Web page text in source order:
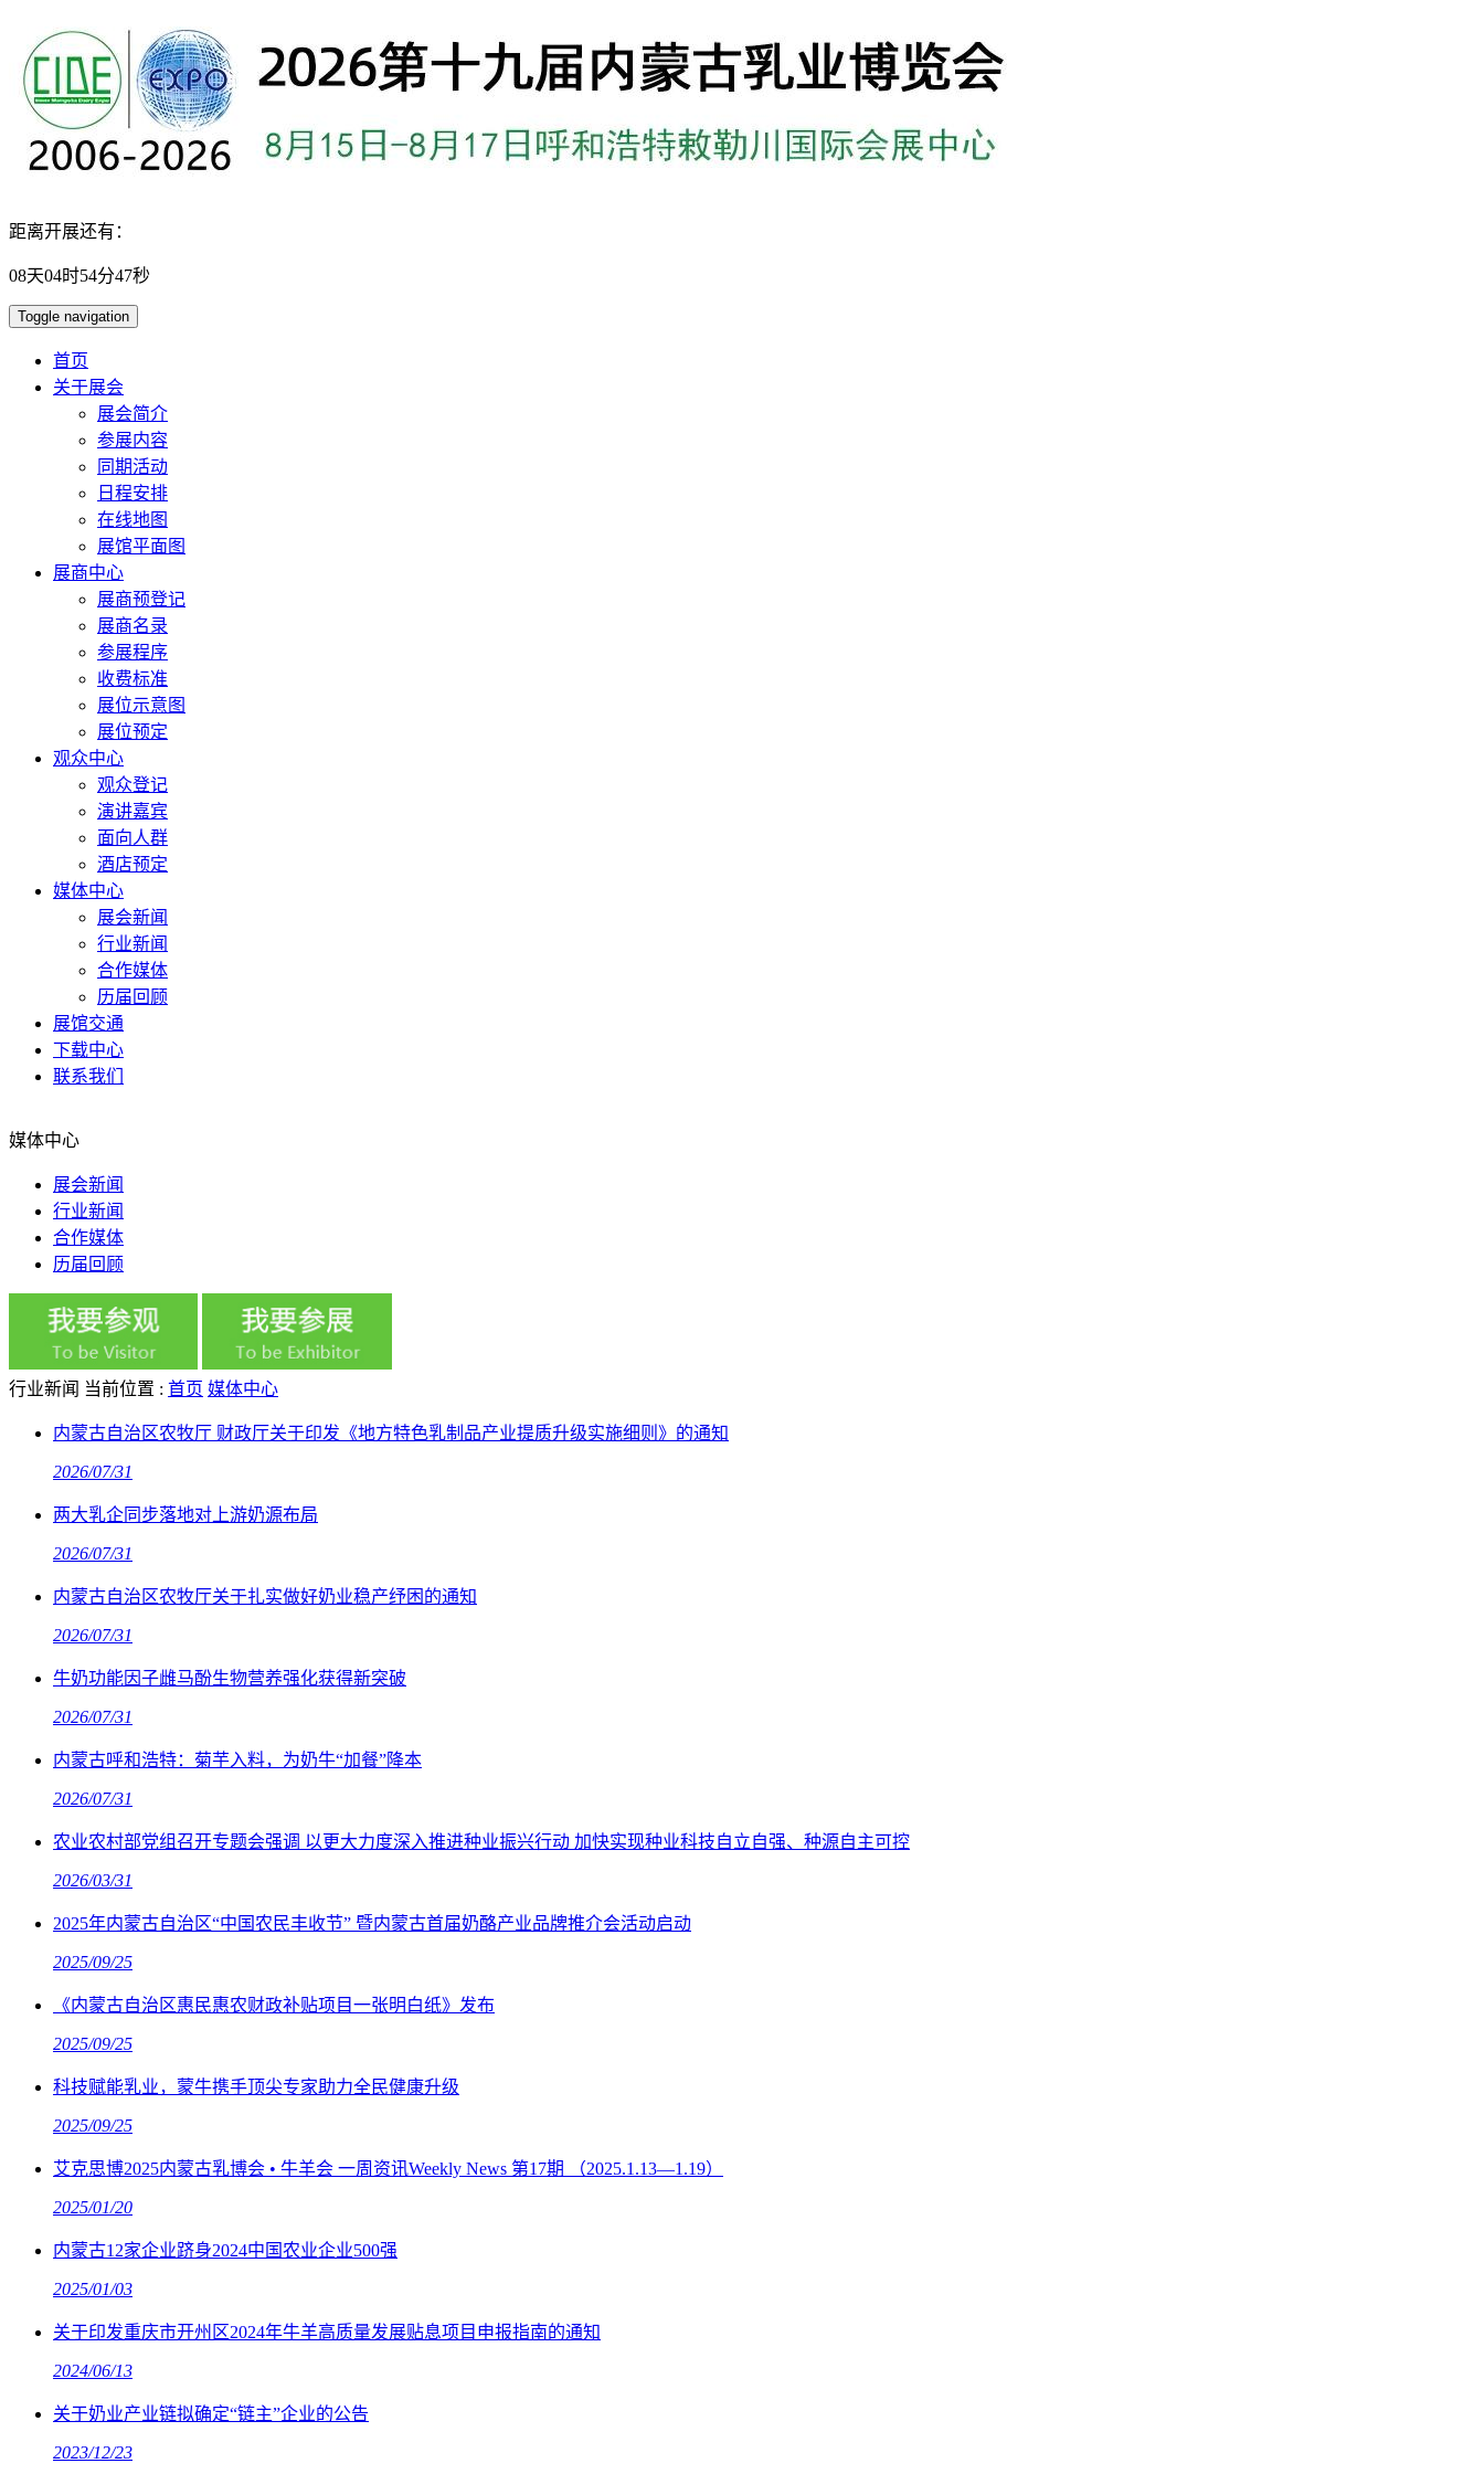
距离开展还有：
08天04时54分46秒
Toggle navigation
首页
关于展会
展会简介
参展内容
同期活动
日程安排
在线地图
展馆平面图
展商中心
展商预登记
展商名录
参展程序
收费标准
展位示意图
展位预定
观众中心
观众登记
演讲嘉宾
面向人群
酒店预定
媒体中心
展会新闻
行业新闻
合作媒体
历届回顾
展馆交通
下载中心
联系我们
媒体中心
展会新闻
行业新闻
合作媒体
历届回顾
行业新闻 当前位置 : 首页 媒体中心
内蒙古自治区农牧厅 财政厅关于印发《地方特色乳制品产业提质升级实施细则》的通知
2026/07/31
两大乳企同步落地对上游奶源布局
2026/07/31
内蒙古自治区农牧厅关于扎实做好奶业稳产纾困的通知
2026/07/31
牛奶功能因子雌马酚生物营养强化获得新突破
2026/07/31
内蒙古呼和浩特：菊芋入料，为奶牛“加餐”降本
2026/07/31
农业农村部党组召开专题会强调 以更大力度深入推进种业振兴行动 加快实现种业科技自立自强、种源自主可控
2026/03/31
2025年内蒙古自治区“中国农民丰收节” 暨内蒙古首届奶酪产业品牌推介会活动启动
2025/09/25
《内蒙古自治区惠民惠农财政补贴项目一张明白纸》发布
2025/09/25
科技赋能乳业，蒙牛携手顶尖专家助力全民健康升级
2025/09/25
艾克思博2025内蒙古乳博会 • 牛羊会 一周资讯Weekly News 第17期 （2025.1.13—1.19）
2025/01/20
内蒙古12家企业跻身2024中国农业企业500强
2025/01/03
关于印发重庆市开州区2024年牛羊高质量发展贴息项目申报指南的通知
2024/06/13
关于奶业产业链拟确定“链主”企业的公告
2023/12/23